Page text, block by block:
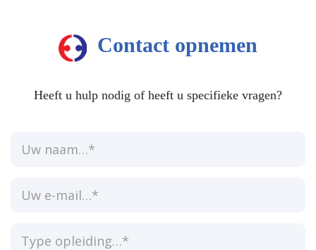
Contact opnemen
Heeft u hulp nodig of heeft u specifieke vragen?